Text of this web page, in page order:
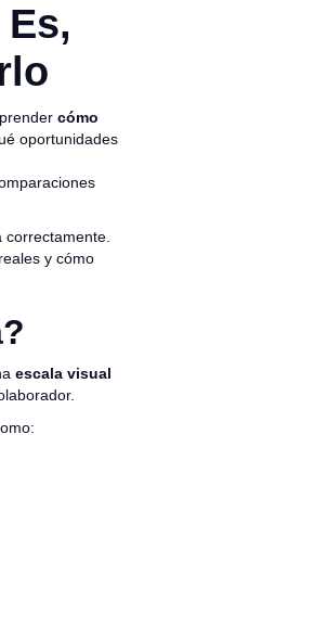
cómo
oportunidades
y cómo
escala visual